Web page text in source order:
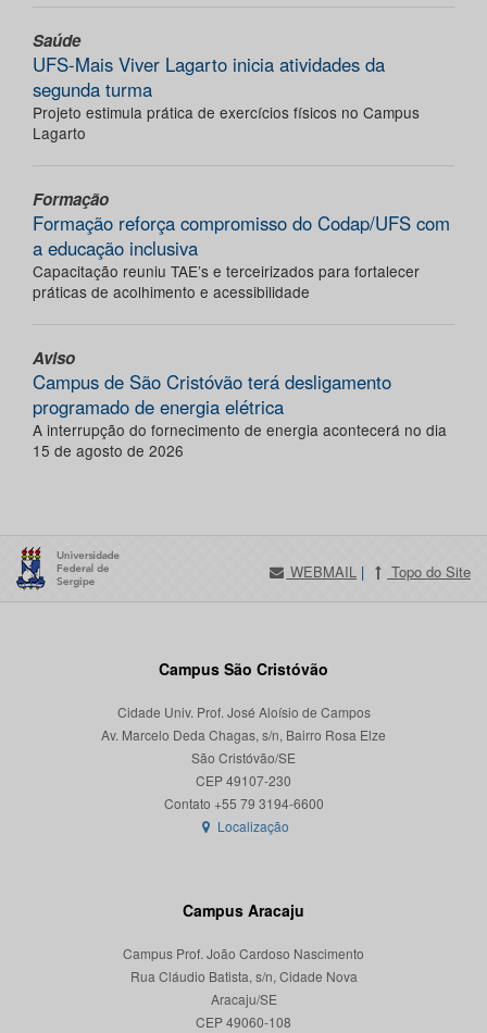
Saúde
UFS-Mais Viver Lagarto inicia atividades da
segunda turma
Projeto estimula prática de exercícios físicos no Campus
Lagarto
Formação
Formação reforça compromisso do Codap/UFS com
a educação inclusiva
Capacitação reuniu TAE’s e terceirizados para fortalecer
práticas de acolhimento e acessibilidade
Aviso
Campus de São Cristóvão terá desligamento
programado de energia elétrica
A interrupção do fornecimento de energia acontecerá no dia
15 de agosto de 2026
WEBMAIL | Topo do Site
Campus São Cristóvão
Cidade Univ. Prof. José Aloísio de Campos
Av. Marcelo Deda Chagas, s/n, Bairro Rosa Elze
São Cristóvão/SE
CEP 49107-230
Localização
Campus Aracaju
Campus Prof. João Cardoso Nascimento
Rua Cláudio Batista, s/n, Cidade Nova
Aracaju/SE
CEP 49060-108